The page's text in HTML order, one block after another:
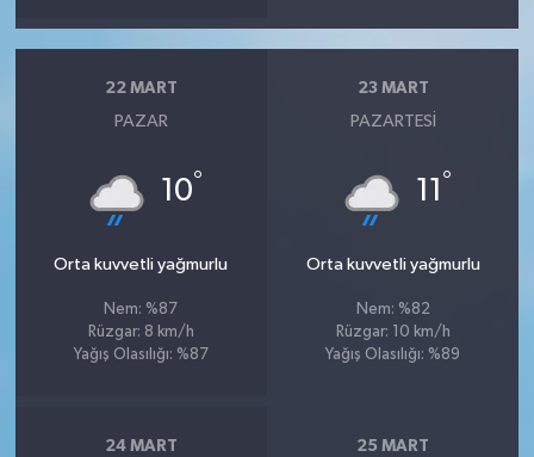
22 MART
PAZAR
10°
Orta kuvvetli yağmurlu
Nem: %87
Rüzgar: 8 km/h
Yağış Olasılığı: %87
23 MART
PAZARTESI
11 °
Orta kuvvetli yağmurlu
Nem: %82
Rüzgar: 10 km/h
Yağış Olasılığı: %89
24 MART 25 MART